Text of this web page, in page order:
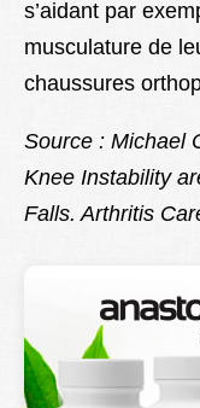
s’aidant par
musculature de
chaussures
Source : Michael
Knee Instability
Falls. Arthritis